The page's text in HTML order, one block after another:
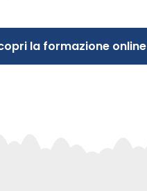
la formazione online